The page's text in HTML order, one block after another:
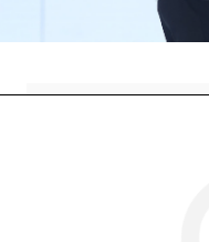
» Programas